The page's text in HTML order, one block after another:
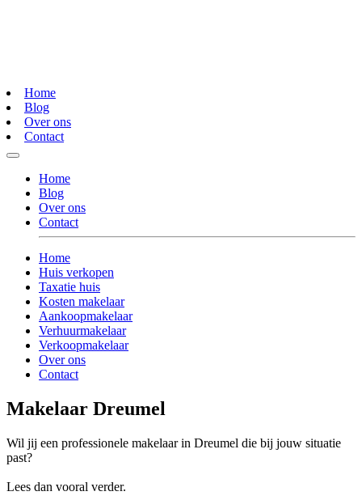
Home
Blog
Over ons
Contact
Home
Blog
Over ons
Contact
Home
Huis verkopen
Taxatie huis
Kosten makelaar
Aankoopmakelaar
Verhuurmakelaar
Verkoopmakelaar
Over ons
Contact
Makelaar Dreumel
Wil jij een professionele makelaar in Dreumel die bij jouw situatie
past?
Lees dan vooral verder.